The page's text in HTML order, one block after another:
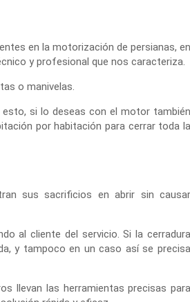
en la motorización de persianas, en
y profesional que nos caracteriza.
o manivelas.
si lo deseas con el motor también
por habitación para cerrar toda la
sus sacrificios en abrir sin causar
al cliente del servicio. Si la cerradura
y tampoco en un caso así se precisa
llevan las herramientas precisas para